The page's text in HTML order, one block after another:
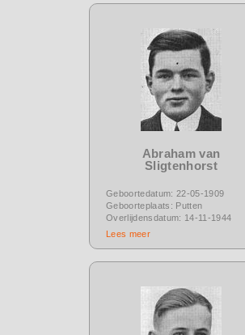
Abraham van
Sligtenhorst
Geboortedatum: 22-05-1909
Geboorteplaats: Putten
Overlijdensdatum: 14-11-1944
Lees meer